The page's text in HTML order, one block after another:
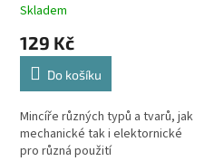
Skladem
129 Kč
Do košíku
Mincíře různých typů a tvarů, jak
mechanické tak i elektornické
pro různá použití